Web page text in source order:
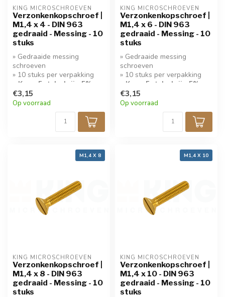
KING MICROSCHROEVEN
Verzonkenkopschroef |
M1,4 x 4 - DIN 963
gedraaid - Messing - 10
stuks
» Gedraaide messing
schroeven
» 10 stuks per verpakking
» Koop 5 stuks krijg 5%
korting!
€3,15
Op voorraad
KING MICROSCHROEVEN
Verzonkenkopschroef |
M1,4 x 6 - DIN 963
gedraaid - Messing - 10
stuks
» Gedraaide messing
schroeven
» 10 stuks per verpakking
» Koop 5 stuks krijg 5%
korting!
€3,15
Op voorraad
M1,4 X 8
KING MICROSCHROEVEN
Verzonkenkopschroef |
M1,4 x 8 - DIN 963
gedraaid - Messing - 10
stuks
M1,4 X 10
KING MICROSCHROEVEN
Verzonkenkopschroef |
M1,4 x 10 - DIN 963
gedraaid - Messing - 10
stuks